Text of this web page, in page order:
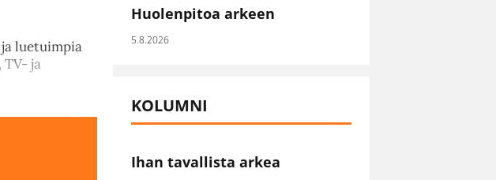
luetuimpia
TV- ja
Huolenpitoa arkeen
5.8.2026
KOLUMNI
Ihan tavallista arkea